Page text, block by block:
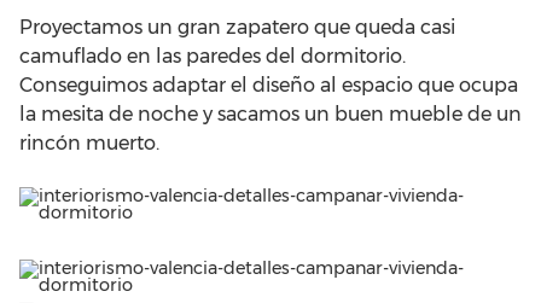
Proyectamos un gran zapatero que queda casi
camuflado en las paredes del dormitorio.
Conseguimos adaptar el diseño al espacio que ocupa
la mesita de noche y sacamos un buen mueble de un
rincón muerto.